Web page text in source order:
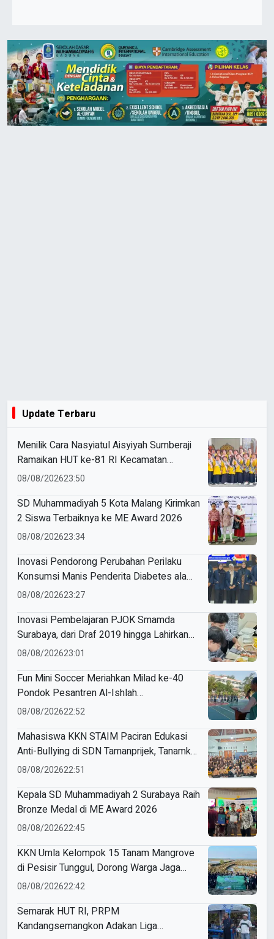
Update Terbaru
Menilik Cara Nasyiatul Aisyiyah Sumberaji
Ramaikan HUT ke-81 RI Kecamatan
Sukodadi
08/08/202623:50
SD Muhammadiyah 5 Kota Malang Kirimkan
2 Siswa Terbaiknya ke ME Award 2026
08/08/202623:34
Inovasi Pendorong Perubahan Perilaku
Konsumsi Manis Penderita Diabetes ala
Mahasiswa Unesa
08/08/202623:27
Inovasi Pembelajaran PJOK Smamda
Surabaya, dari Draf 2019 hingga Lahirkan
Modul Gizi Digital
08/08/202623:01
Fun Mini Soccer Meriahkan Milad ke-40
Pondok Pesantren Al-Ishlah
Sendangagung
08/08/202622:52
Mahasiswa KKN STAIM Paciran Edukasi
Anti-Bullying di SDN Tamanprijek, Tanamkan
Empati Sejak Dini
08/08/202622:51
Kepala SD Muhammadiyah 2 Surabaya Raih
Bronze Medal di ME Award 2026
08/08/202622:45
KKN Umla Kelompok 15 Tanam Mangrove
di Pesisir Tunggul, Dorong Warga Jaga
Lingkungan
08/08/202622:42
Semarak HUT RI, PRPM
Kandangsemangkon Adakan Liga